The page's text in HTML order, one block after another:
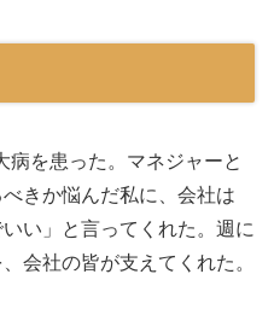
病を患った。マネジャーと
きか悩んだ私に、会社は
い」と言ってくれた。週に
会社の皆が支えてくれた。